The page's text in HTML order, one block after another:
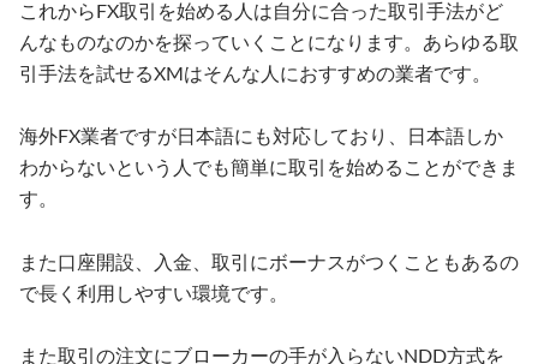
これからFX取引を始める人は自分に合った取引手法がど
んなものなのかを探っていくことになります。あらゆる取
引手法を試せるXMはそんな人におすすめの業者です。
海外FX業者ですが日本語にも対応しており、日本語しか
わからないという人でも簡単に取引を始めることができま
す。
また口座開設、入金、取引にボーナスがつくこともあるの
で長く利用しやすい環境です。
また取引の注文にブローカーの手が入らないNDD方式を